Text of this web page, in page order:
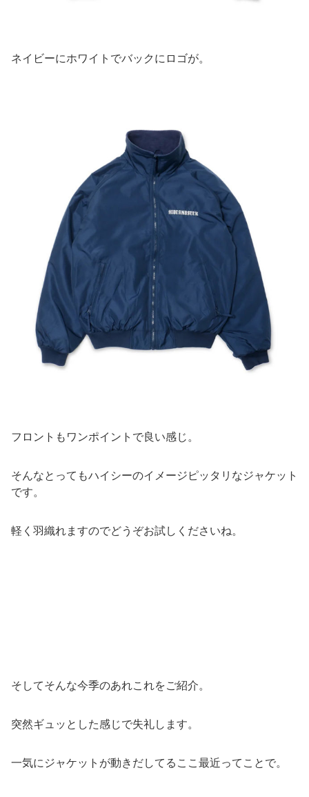
ネイビーにホワイトでバックにロゴが。
フロントもワンポイントで良い感じ。
そんなとってもハイシーのイメージピッタリなジャケット
です。
軽く羽織れますのでどうぞお試しくださいね。
そしてそんな今季のあれこれをご紹介。
突然ギュッとした感じで失礼します。
一気にジャケットが動きだしてるここ最近ってことで。